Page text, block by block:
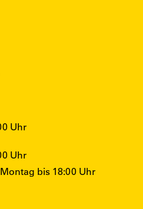
Uhr
Uhr
bis 18:00 Uhr